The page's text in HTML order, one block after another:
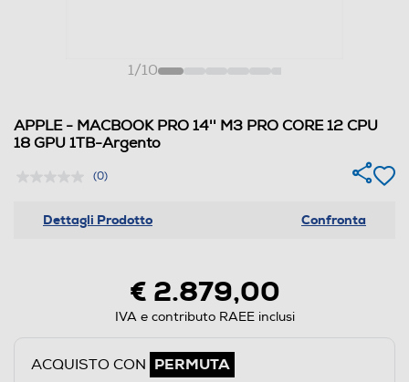
1/10
APPLE - MACBOOK PRO 14'' M3 PRO CORE 12 CPU
18 GPU 1TB-Argento
(0)
Dettagli Prodotto Confronta
€ 2.879,00
IVA e contributo RAEE inclusi
ACQUISTO CON PERMUTA